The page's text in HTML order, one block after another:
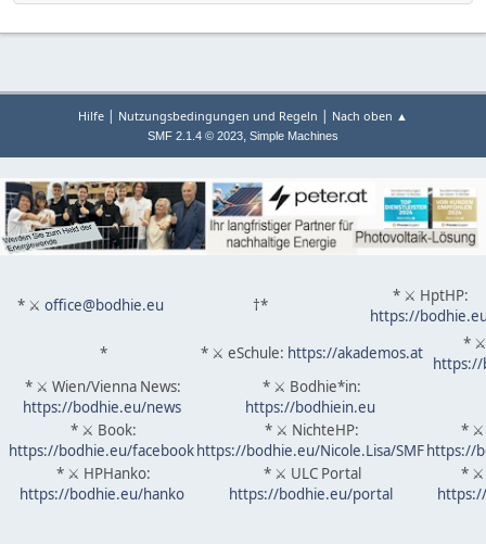
Hilfe Nutzungsbedingungen und Regeln Nach oben ▲
SMF 2.1.4 © 2023, Simple Machines
* ⚔ office@bodhie.eu †*
* ⚔ HptHP:
https://
*
* ⚔ eSchule: https://akademos.at
* ⚔
* ⚔ Wien/Vienna News:
https://bodhie.eu/news
* ⚔ Bodhie*in:
https://bodhiein.eu
* ⚔ Book:
https://bodhie.eu/facebook
* ⚔ NichteHP:
https://bodhie.eu/Nicole.Lisa/SMF
* ⚔
https://
* ⚔ HPHanko:
https://bodhie.eu/hanko
* ⚔ ULC Portal
https://bodhie.eu/portal
* ⚔